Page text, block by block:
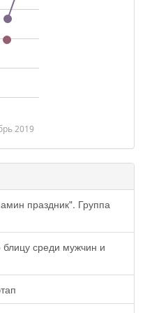
2019
праздник". Группа
среди мужчин и